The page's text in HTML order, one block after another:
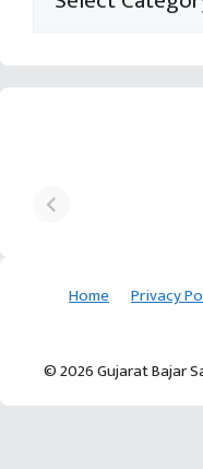
ખેડૂતની કમાલ
Home Privacy
© 2026 Gujarat Bajar